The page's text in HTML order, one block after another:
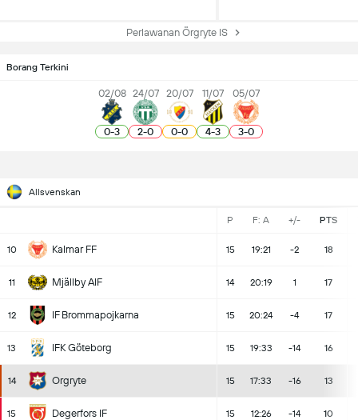
Perlawanan Örgryte IS
Borang Terkini
02/08
0-3
24/07
2-0
20/07
0-0
11/07
4-3
05/07
3-0
Allsvenskan
P F: A +/- PTS
10 Kalmar FF 15 19:21 -2 18
11 Mjällby AIF 14 20:19 1 17
12 IF Brommapojkarna 15 20:24 -4 17
13 IFK Göteborg 15 19:33 -14 16
14 Orgryte 15 17:33 -16 13
15 Degerfors IF 15 12:26 -14 10